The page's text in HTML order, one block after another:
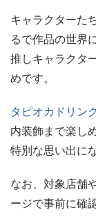
キャラクターた
るで作品の世界
推しキャラクタ
めです。
タピオカ ドリンク
内装飾まで楽し
特別な思い出に
なお、対象店舗
ージで事前に確